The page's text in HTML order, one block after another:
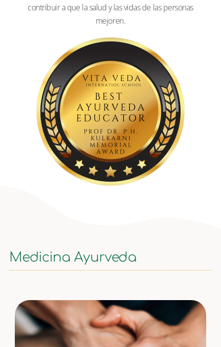
contribuir a que la salud y las vidas de las personas
mejoren.
Medicina Ayurveda